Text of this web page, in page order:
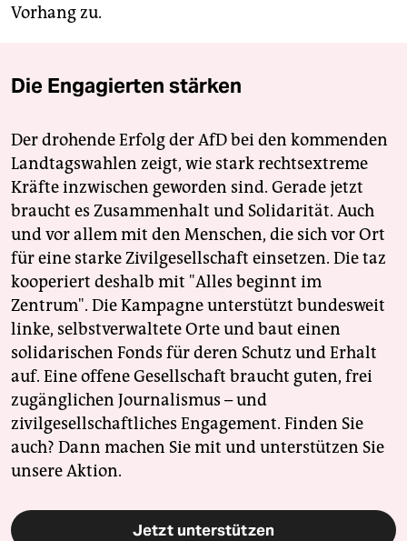
Vorhang zu.
Die Engagierten stärken
Der drohende Erfolg der AfD bei den kommenden
Landtagswahlen zeigt, wie stark rechtsextreme
Kräfte inzwischen geworden sind. Gerade jetzt
braucht es Zusammenhalt und Solidarität. Auch
und vor allem mit den Menschen, die sich vor Ort
für eine starke Zivilgesellschaft einsetzen. Die taz
kooperiert deshalb mit "Alles beginnt im
Zentrum". Die Kampagne unterstützt bundesweit
linke, selbstverwaltete Orte und baut einen
solidarischen Fonds für deren Schutz und Erhalt
auf. Eine offene Gesellschaft braucht guten, frei
zugänglichen Journalismus – und
zivilgesellschaftliches Engagement. Finden Sie
auch? Dann machen Sie mit und unterstützen Sie
unsere Aktion.
Jetzt unterstützen